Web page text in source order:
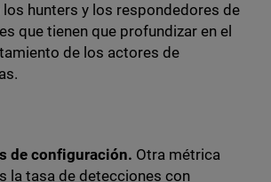
los hunters y los respondedores de
que tienen que profundizar en el
de los actores de
de configuración. Otra métrica
la tasa de detecciones con